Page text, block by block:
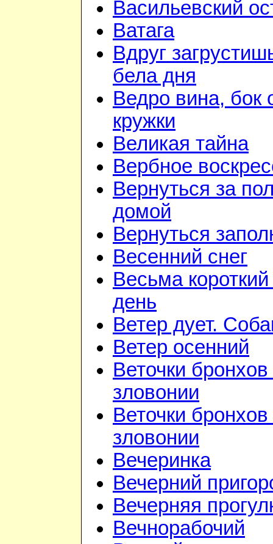
Васильевский
Ватага
Вдруг
бела дня
Ведро вина, бок
кружки
Великая тайна
Вербное
Вернуться за
домой
Вернуться
Весенний снег
Весьма
день
Ветер дует.
Ветер осенний
Веточки
зловонии
Веточки
зловонии
Вечеринка
Вечерний
Вечерняя
Вечнорабочий